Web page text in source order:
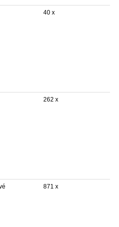
40 x
262 x
871 x